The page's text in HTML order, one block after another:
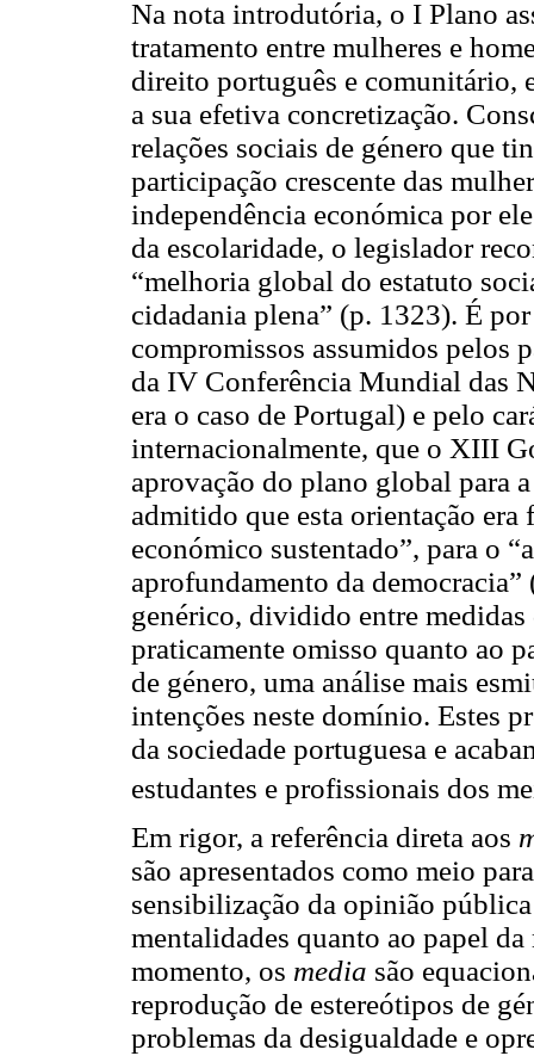
Na nota introdutória, o I Plano
tratamento entre mulheres e
direito português e comunitário,
a sua efetiva concretização.
relações sociais de género que
participação crescente das
independência económica por
da escolaridade, o legislador
“melhoria global do estatuto
cidadania plena” (p. 1323). É
compromissos assumidos pelos
da IV Conferência Mundial das
era o caso de Portugal) e pelo
internacionalmente, que o XIII
aprovação do plano global para
admitido que esta orientação
económico sustentado”, para o
aprofundamento da democracia”
genérico, dividido entre
praticamente omisso quanto ao
de género, uma análise mais
intenções neste domínio. Estes
da sociedade portuguesa e
estudantes e profissionais dos
Em rigor, a referência direta aos
são apresentados como meio
sensibilização da opinião
mentalidades quanto ao papel
momento, os media são
reprodução de estereótipos de
problemas da desigualdade e